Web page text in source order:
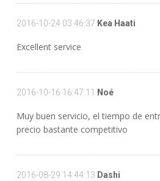
2016-10-24 03:46:37 Kea Haati
Excellent service
2016-10-16 16:47:11 Noé
Muy buen servicio, el tiempo de
precio bastante competitivo
2016-08-29 14:44:13 Dashi